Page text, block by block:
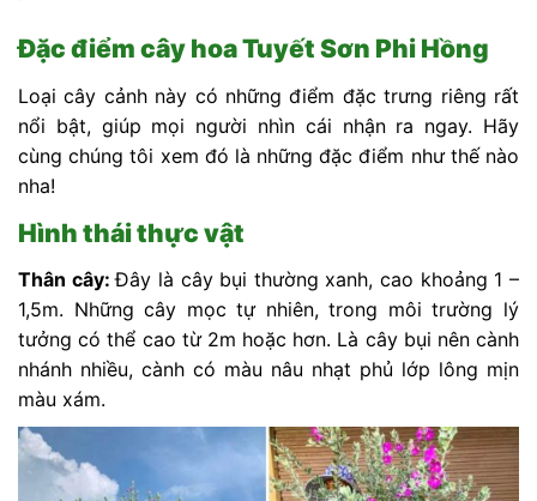
Đặc điểm cây hoa Tuyết Sơn Phi Hồng
Loại cây cảnh này có những điểm đặc trưng riêng rất
nổi bật, giúp mọi người nhìn cái nhận ra ngay. Hãy
cùng chúng tôi xem đó là những đặc điểm như thế nào
nha!
Hình thái thực vật
Thân cây:Đây là cây bụi thường xanh, cao khoảng 1 –
1,5m. Những cây mọc tự nhiên, trong môi trường lý
tưởng có thể cao từ 2m hoặc hơn. Là cây bụi nên cành
nhánh nhiều, cành có màu nâu nhạt phủ lớp lông mịn
màu xám.